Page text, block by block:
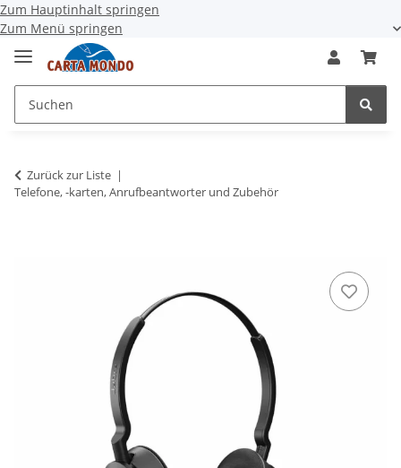
Zum Hauptinhalt springen
Zum Menü springen
Zurück zur Liste
Telefone, -karten, Anrufbeantworter und Zubehör